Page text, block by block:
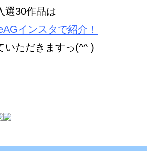
選30作品は
インスタで紹介！
いただきますっ(^^ )ゞ